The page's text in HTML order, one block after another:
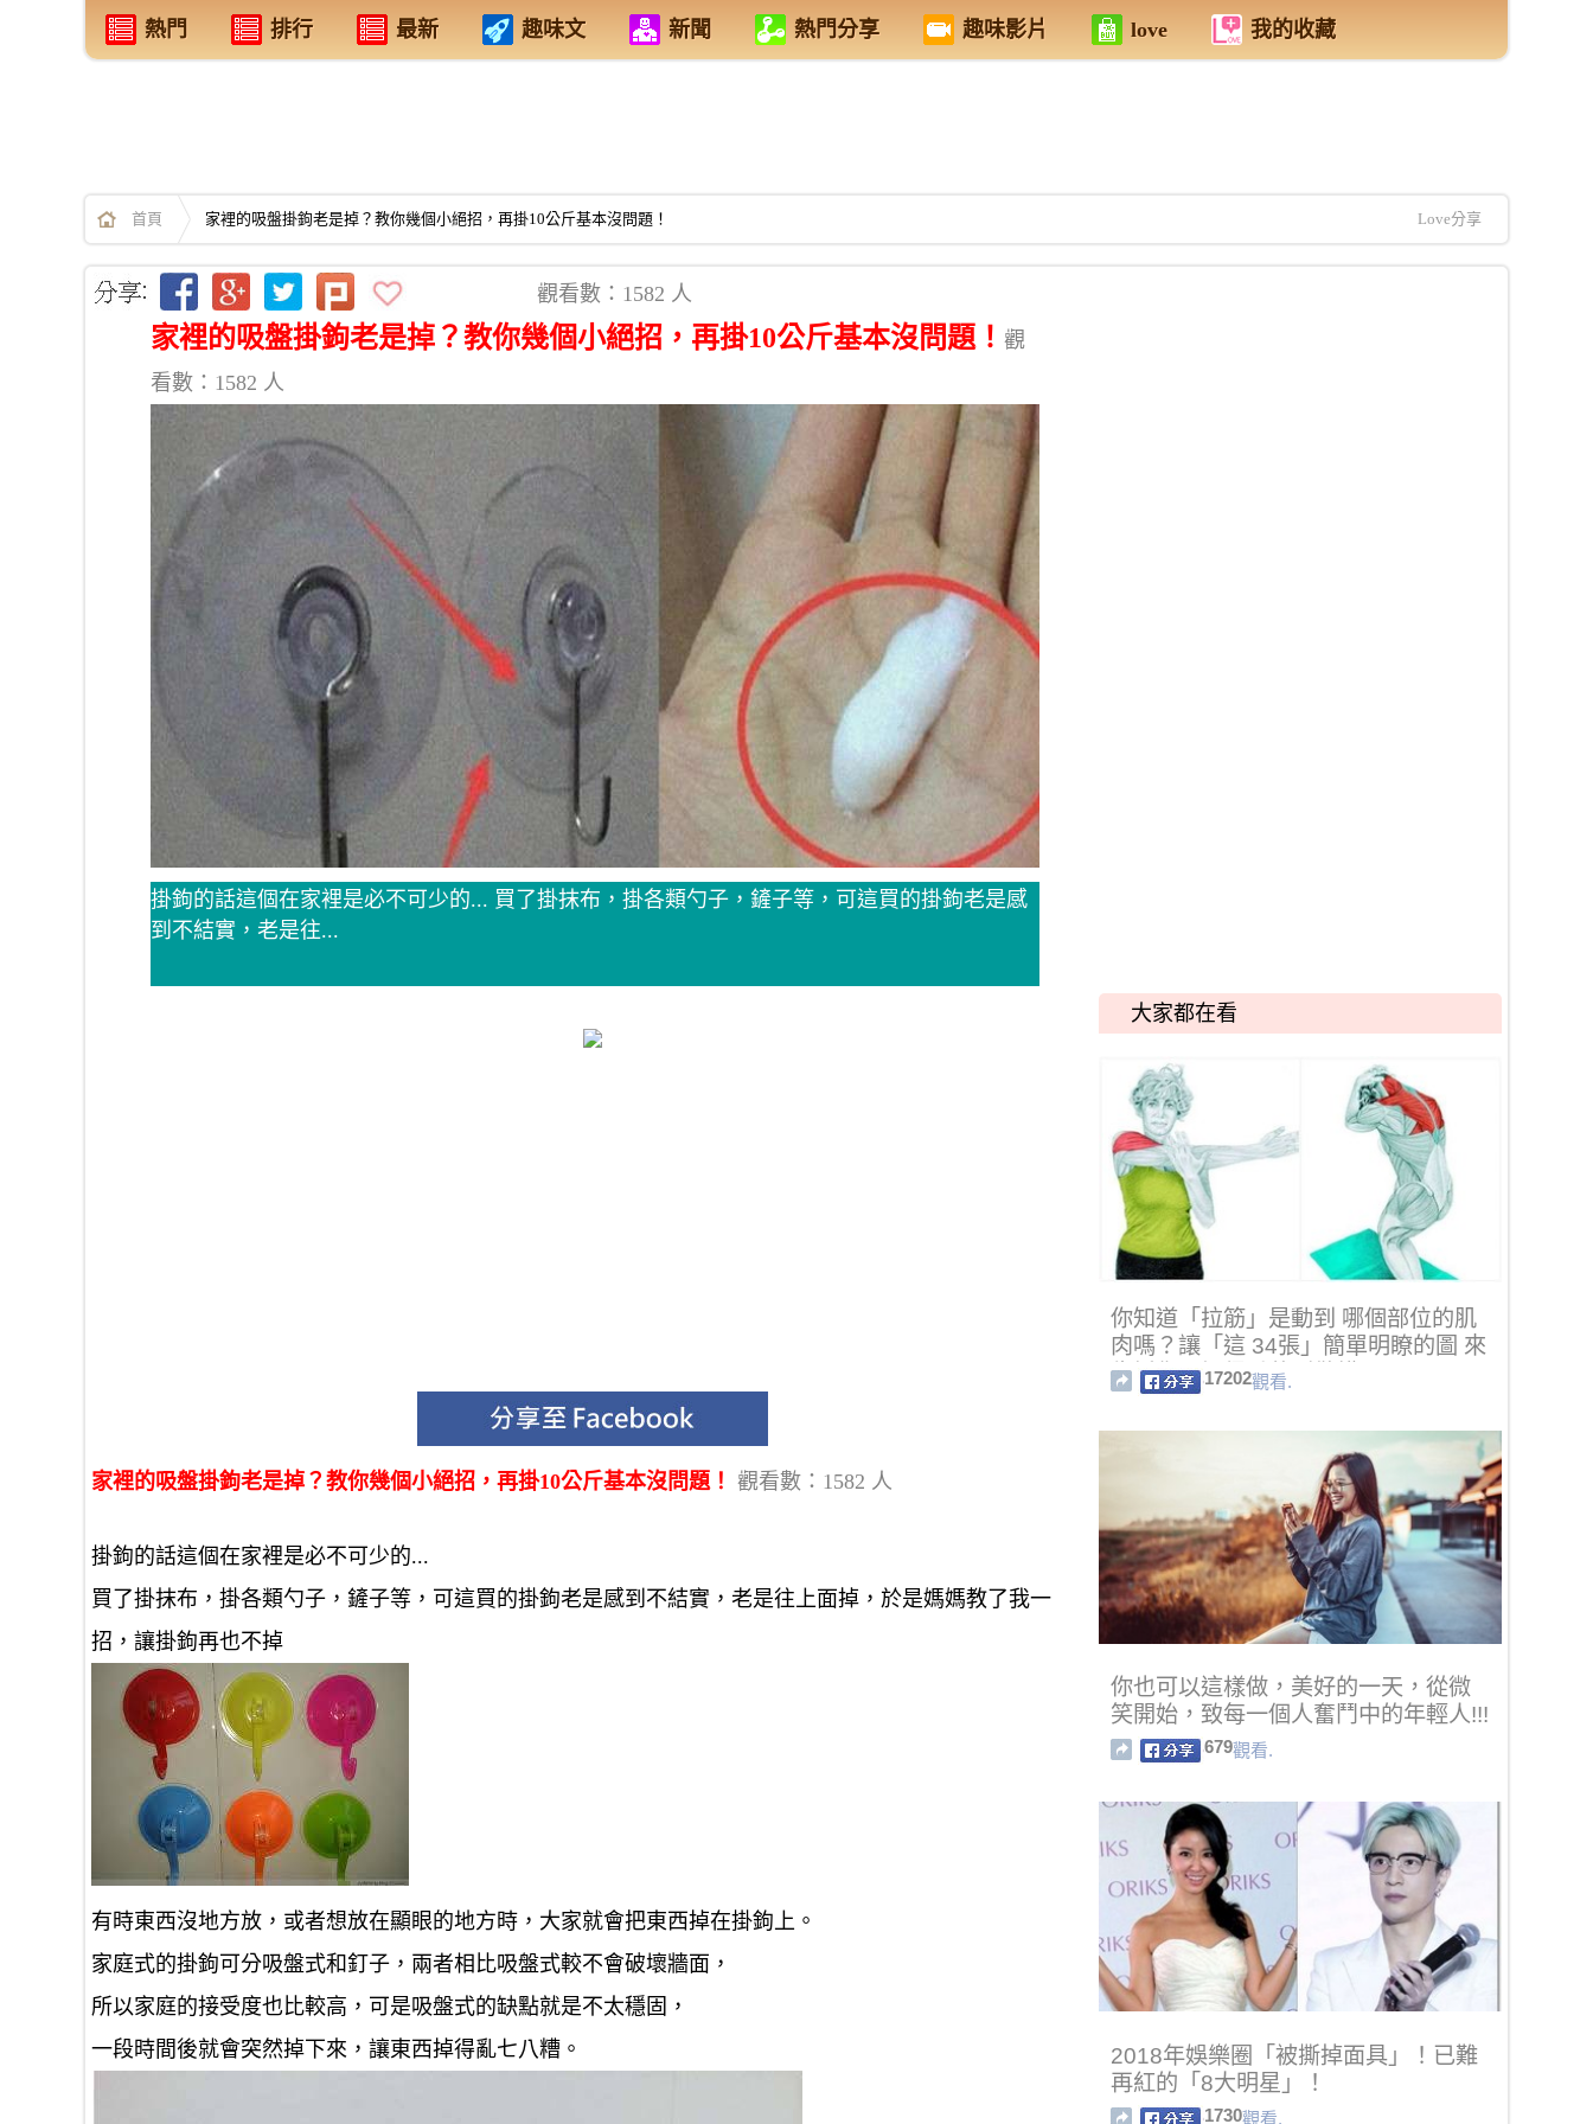
熱門 排行 最新 趣味文 新聞 熱門分享 趣味影片 love 我的收藏
首頁 家裡的吸盤掛鉤老是掉？教你幾個小絕招，再掛10公斤基本沒問題！ Love分享
觀看數：1582 人
家裡的吸盤掛鉤老是掉？教你幾個小絕招，再掛10公斤基本沒問題！ 觀
看數：1582 人
掛鉤的話這個在家裡是必不可少的... 買了掛抹布，掛各類勺子，鏟子等，可這買的掛鉤老是感
到不結實，老是往...
家裡的吸盤掛鉤老是掉？教你幾個小絕招，再掛10公斤基本沒問題！ 觀看數：1582 人
掛鉤的話這個在家裡是必不可少的...
買了掛抹布，掛各類勺子，鏟子等，可這買的掛鉤老是感到不結實，老是往上面掉，於是媽媽教了我一
招，讓掛鉤再也不掉
有時東西沒地方放，或者想放在顯眼的地方時，大家就會把東西掉在掛鉤上。
家庭式的掛鉤可分吸盤式和釘子，兩者相比吸盤式較不會破壞牆面，
所以家庭的接受度也比較高，可是吸盤式的缺點就是不太穩固，
一段時間後就會突然掉下來，讓東西掉得亂七八糟。
大家都在看
你知道「拉筋」是動到 哪個部位的肌
肉嗎？讓「這 34張」簡單明瞭的圖 來
告訴你！記得千萬別做錯了！
17202觀看.
你也可以這樣做，美好的一天，從微
笑開始，致每一個人奮鬥中的年輕人!!!
679觀看.
2018年娛樂圈「被撕掉面具」！已難
再紅的「8大明星」！
1730觀看.